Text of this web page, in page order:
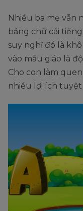
Nhiều ba mẹ vẫn
bảng chữ cái
suy nghĩ đó là
vào mẫu giáo là
Cho con làm
nhiều lợi ích tuyệt